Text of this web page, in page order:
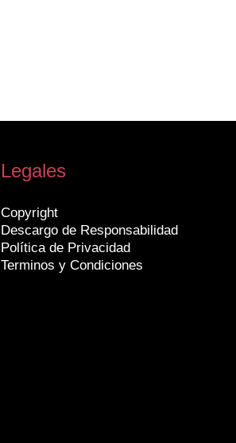
Legales
Copyright
Descargo de Responsabilidad
Política de Privacidad
Terminos y Condiciones